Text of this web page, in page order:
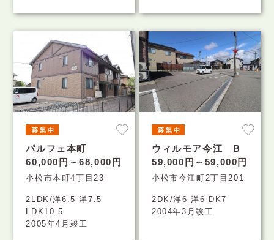
パルフェ本町
60,000円～68,000円
小松市本町4丁目23
2LDK/洋6.5 洋7.5
LDK10.5
2005年4月竣工
ウィルモア今江 B
59,000円～59,000円
小松市今江町2丁目201
2DK/洋6 洋6 DK7
2004年3月竣工